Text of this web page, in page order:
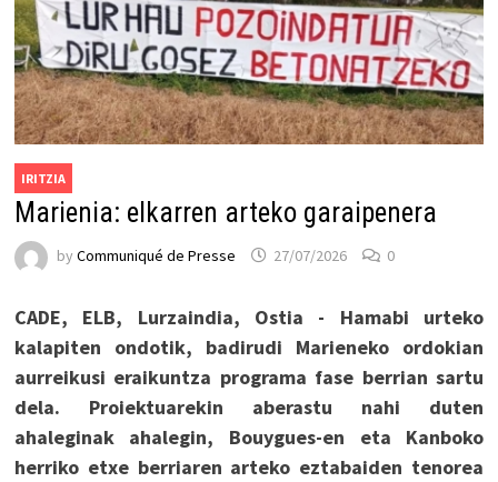
IRITZIA
Marienia: elkarren arteko garaipenera
by Communiqué de Presse 27/07/2026 0
CADE, ELB, Lurzaindia, Ostia - Hamabi urteko
kalapiten ondotik, badirudi Marieneko ordokian
aurreikusi eraikuntza programa fase berrian sartu
dela. Proiektuarekin aberastu nahi duten
ahaleginak ahalegin, Bouygues-en eta Kanboko
herriko etxe berriaren arteko eztabaiden tenorea